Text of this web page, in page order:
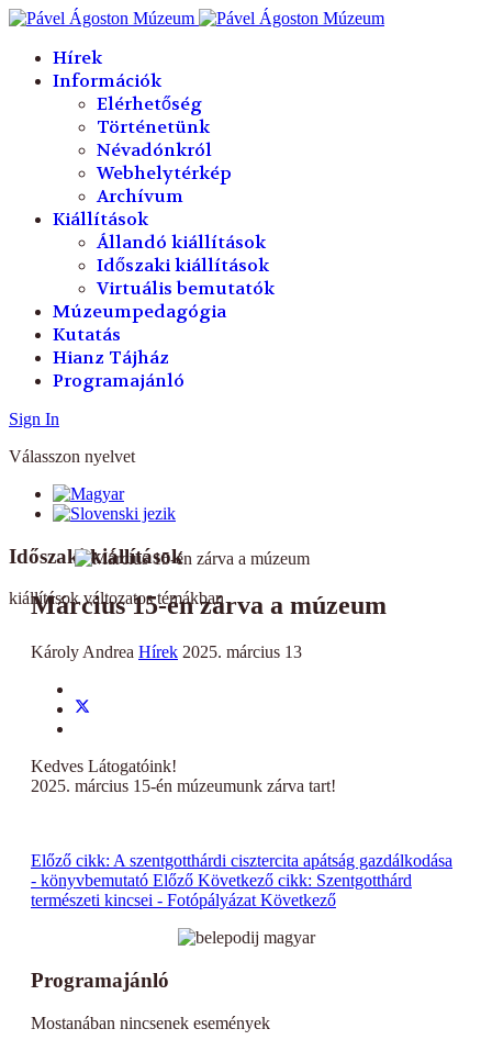
Hírek
Információk
Elérhetőség
Történetünk
Névadónkról
Webhelytérkép
Archívum
Kiállítások
Állandó kiállítások
Időszaki kiállítások
Virtuális bemutatók
Múzeumpedagógia
Kutatás
Hianz Tájház
Programajánló
Sign In
Válasszon nyelvet
Időszaki kiállítások
kiállítások változatos témákban
Március 15-én zárva a múzeum
Károly Andrea Hírek 2025. március 13
Kedves Látogatóink!
2025. március 15-én múzeumunk zárva tart!
Előző cikk: A szentgotthárdi cisztercita apátság gazdálkodása
- könyvbemutató Előző Következő cikk: Szentgotthárd
természeti kincsei - Fotópályázat Következő
Programajánló
Mostanában nincsenek események
év
hónap
év
hónap